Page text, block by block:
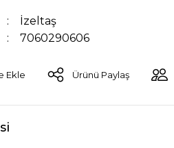
İzeltaş
7060290606
Ürünü Paylaş